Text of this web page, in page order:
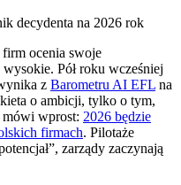
ocenia swoje
Pół roku wcześniej
z Barometru AI EFL na
o ambicji, tylko o tym,
wprost: 2026 będzie
firmach. Pilotaże
zarządy zaczynają